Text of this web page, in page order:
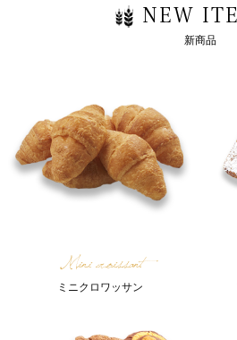
NEW
新商品
Mini croissant
ミニクロワッサン